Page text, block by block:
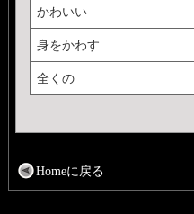
かわいい
身をかわす
全くの
Homeに戻る